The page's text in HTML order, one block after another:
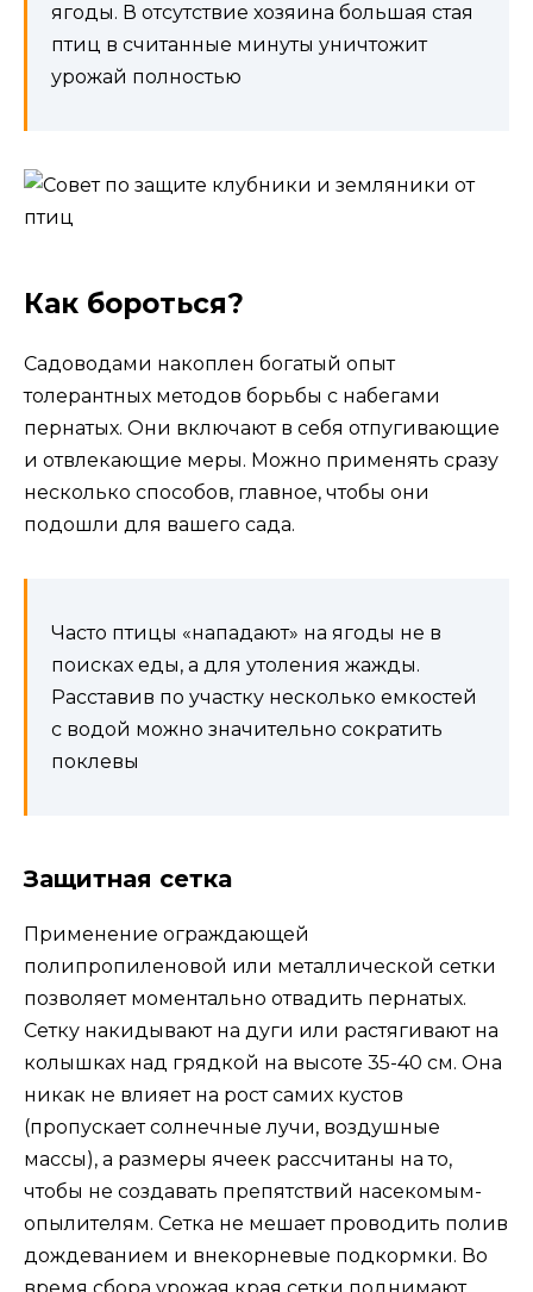
ягоды. В отсутствие хозяина большая стая
птиц в считанные минуты уничтожит
урожай полностью
Как бороться?
Садоводами накоплен богатый опыт
толерантных методов борьбы с набегами
пернатых. Они включают в себя отпугивающие
и отвлекающие меры. Можно применять сразу
несколько способов, главное, чтобы они
подошли для вашего сада.
Часто птицы «нападают» на ягоды не в
поисках еды, а для утоления жажды.
Расставив по участку несколько емкостей
с водой можно значительно сократить
поклевы
Защитная сетка
Применение ограждающей
полипропиленовой или металлической сетки
позволяет моментально отвадить пернатых.
Сетку накидывают на дуги или растягивают на
колышках над грядкой на высоте 35-40 см. Она
никак не влияет на рост самих кустов
(пропускает солнечные лучи, воздушные
массы), а размеры ячеек рассчитаны на то,
чтобы не создавать препятствий насекомым-
опылителям. Сетка не мешает проводить полив
дождеванием и внекорневые подкормки. Во